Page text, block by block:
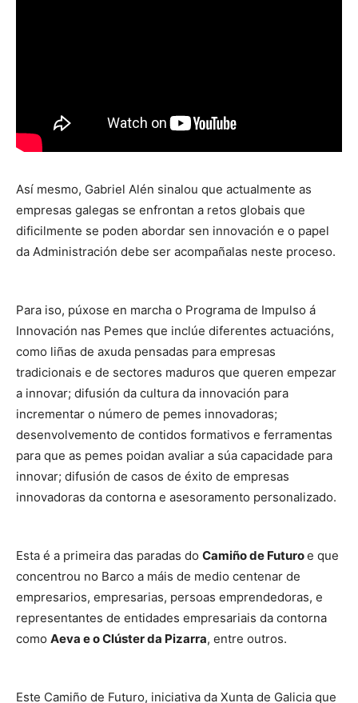
Así mesmo, Gabriel Alén sinalou que actualmente as
empresas galegas se enfrontan a retos globais que
dificilmente se poden abordar sen innovación e o papel
da Administración debe ser acompañalas neste proceso.
Para iso, púxose en marcha o Programa de Impulso á
Innovación nas Pemes que inclúe diferentes actuacións,
como liñas de axuda pensadas para empresas
tradicionais e de sectores maduros que queren empezar
a innovar; difusión da cultura da innovación para
incrementar o número de pemes innovadoras;
desenvolvemento de contidos formativos e ferramentas
para que as pemes poidan avaliar a súa capacidade para
innovar; difusión de casos de éxito de empresas
innovadoras da contorna e asesoramento personalizado.
Esta é a primeira das paradas do Camiño de Futuroe que
concentrou no Barco a máis de medio centenar de
empresarios, empresarias, persoas emprendedoras, e
representantes de entidades empresariais da contorna
como Aeva e o Clúster da Pizarra, entre outros.
Este Camiño de Futuro, iniciativa da Xunta de Galicia que